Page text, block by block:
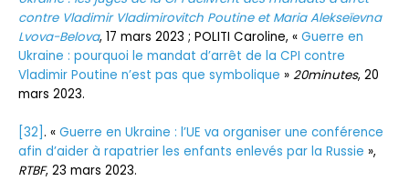
contre Vladimir Vladimirovitch Poutine et Maria Alekseïevna
Lvova-Belova, 17 mars 2023 ; POLITI Caroline, « Guerre en
Ukraine : pourquoi le mandat d’arrêt de la CPI contre
Vladimir Poutine n’est pas que symbolique » 20minutes, 20
mars 2023.
[32] . « Guerre en Ukraine : l’UE va organiser une conférence
afin d’aider à rapatrier les enfants enlevés par la Russie »,
RTBF, 23 mars 2023.